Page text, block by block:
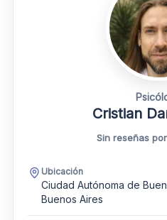
Cristian
Sin reseñas
Ubicación
Ciudad Autónoma de
Buenos Aires